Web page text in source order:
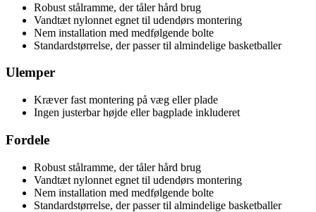
Robust stålramme, der tåler hård brug
Vandtæt nylonnet egnet til udendørs montering
Nem installation med medfølgende bolte
Standardstørrelse, der passer til almindelige basketballer
Ulemper
Kræver fast montering på væg eller plade
Ingen justerbar højde eller bagplade inkluderet
Fordele
Robust stålramme, der tåler hård brug
Vandtæt nylonnet egnet til udendørs montering
Nem installation med medfølgende bolte
Standardstørrelse, der passer til almindelige basketballer